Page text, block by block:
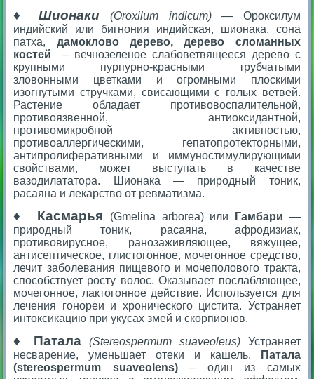
♦ Шионаки (Oroxilum indicum) — Ороксилум
индийский или бигнония индийская, шионака, сона
патха, дамоклово дерево, дерево сломанных
костей – вечнозеленое слабоветвящееся дерево с
крупными пурпурно-красными трубчатыми
зловонными цветками и огромными плоскими
изогнутыми стручками, свисающими с голых ветвей.
Растение обладает противовоспалительной,
противоязвенной, антиоксидантной,
противомикробной активностью,
противоаллергическими, гепатопротекторными,
антипролиферативными и иммуностимулирующими
свойствами, может выступать в качестве
вазодилататора. Шионака — природный тоник,
расаяна и лекарство от ревматизма.
♦ Касмарья (Gmelina arborea) или Гамбари —
природный тоник, расаяна, афродизиак,
противовирусное, ранозаживляющее, вяжущее,
антисептическое, глистогонное, мочегонное средство,
лечит заболевания пищевого и мочеполового тракта,
способствует росту волос. Оказывает послабляющее,
мочегонное, лактогонное действие. Используется для
лечения гонореи и хронического цистита. Устраняет
интоксикацию при укусах змей и скорпионов.
♦ Патала (Stereospermum suaveoleus) Устраняет
несварение, уменьшает отеки и кашель.
Патала
(stereospermum suaveolens)– один из самых